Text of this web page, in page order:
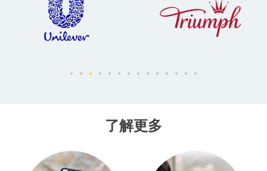
了解更多